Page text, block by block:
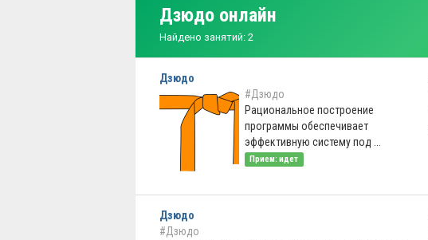
Дзюдо онлайн
Найдено занятий: 2
Дзюдо
#Дзюдо
Рациональное построение
программы обеспечивает
эффективную систему под ...
Прием: идет
Дзюдо
#Дзюдо